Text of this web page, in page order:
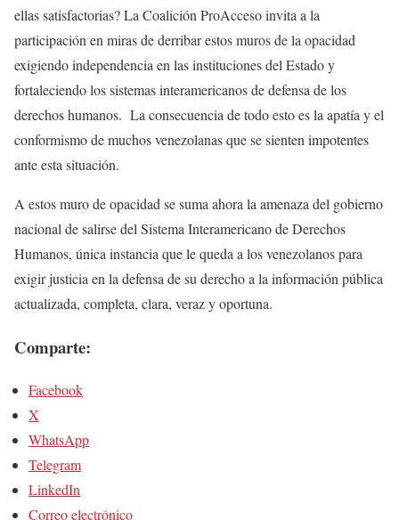
ellas satisfactorias? La Coalición ProAcceso invita a la
participación en miras de derribar estos muros de la opacidad
exigiendo independencia en las instituciones del Estado y
fortaleciendo los sistemas interamericanos de defensa de los
derechos humanos. La consecuencia de todo esto es la apatía y el
conformismo de muchos venezolanas que se sienten impotentes
ante esta situación.
A estos muro de opacidad se suma ahora la amenaza del gobierno
nacional de salirse del Sistema Interamericano de Derechos
Humanos, única instancia que le queda a los venezolanos para
exigir justicia en la defensa de su derecho a la información pública
actualizada, completa, clara, veraz y oportuna.
Comparte:
Facebook
X
WhatsApp
Telegram
LinkedIn
Correo electrónico